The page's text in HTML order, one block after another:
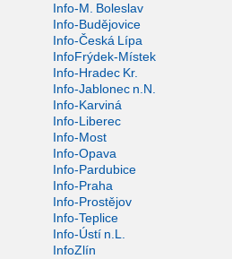
Info-M. Boleslav
Info-Budějovice
Info-Česká Lípa
InfoFrýdek-Místek
Info-Hradec Kr.
Info-Jablonec n.N.
Info-Karviná
Info-Liberec
Info-Most
Info-Opava
Info-Pardubice
Info-Praha
Info-Prostějov
Info-Teplice
Info-Ústí n.L.
InfoZlín